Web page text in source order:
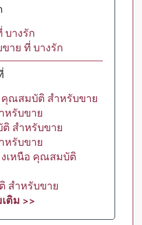
บางรัก
าย ที่ บางรัก
คุณสมบัติ สำหรับขาย
รับขาย
สำหรับขาย
รับขาย
เหนือ คุณสมบัติ
สำหรับขาย
ติม >>